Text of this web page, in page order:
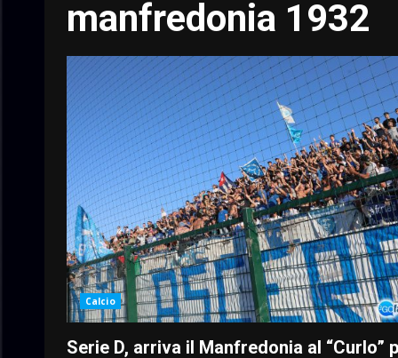
manfredonia 1932
Calcio
Serie D, arriva il Manfredonia al “Curlo”